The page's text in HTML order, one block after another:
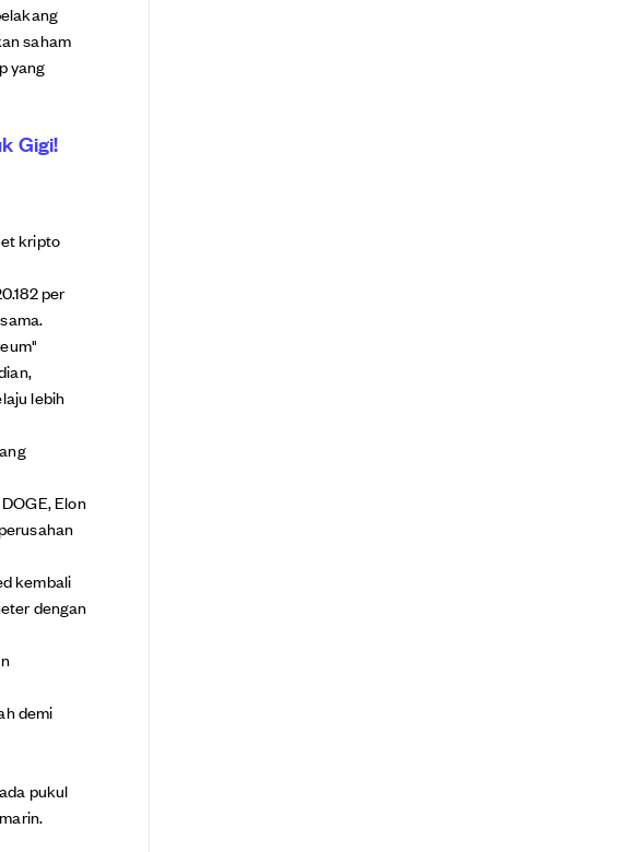
saham
yang
Gigi!
kripto
per
lebih
Elon
kembali
dengan
demi
pukul